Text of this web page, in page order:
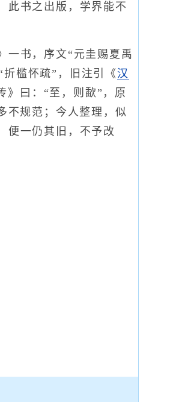
书之出版，学界能不
书，序文“元圭赐夏禹
槛怀疏”，旧注引《 汉
》曰：“至，则歃”，原
不规范；今人整理，似
便一仍其旧，不予改